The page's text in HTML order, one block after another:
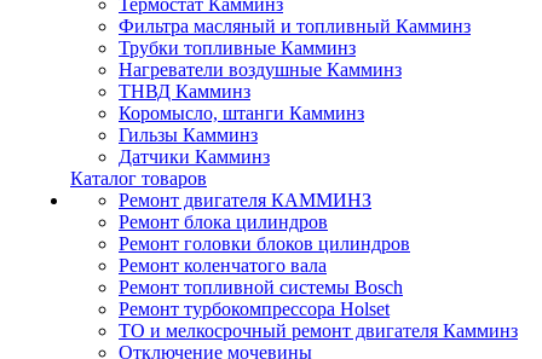
Термостат Камминз
Фильтра масляный и топливный Камминз
Трубки топливные Камминз
Нагреватели воздушные Камминз
ТНВД Камминз
Коромысло, штанги Камминз
Гильзы Камминз
Датчики Камминз
Каталог товаров
Ремонт двигателя КАММИНЗ
Ремонт блока цилиндров
Ремонт головки блоков цилиндров
Ремонт коленчатого вала
Ремонт топливной системы Bosch
Ремонт турбокомпрессора Holset
ТО и мелкосрочный ремонт двигателя Камминз
Отключение мочевины